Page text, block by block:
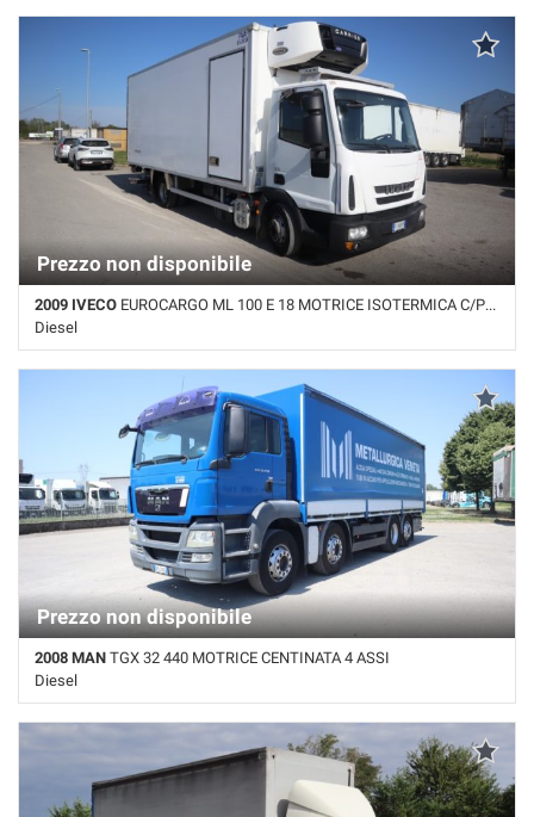
715.000 Km • Cambio Manuale • Blu pastello
Prezzo non disponibile
2009 IVECO EUROCARGO ML 100 E 18 MOTRICE ISOTERMICA C/PEDANA
Diesel
519.000 Km • Cambio Manuale • Bianco pastello • Pedana
sollevamento posteriore
Prezzo non disponibile
2008 MAN TGX 32 440 MOTRICE CENTINATA 4 ASSI
Diesel
580.000 Km • Cambio Manuale • Blu pastello